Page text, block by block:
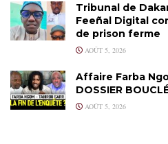
Tribunal de
Feeñal Digital
de prison ferme
AOÛT 5, 2026
Affaire Farba
DOSSIER
AOÛT 5, 2026